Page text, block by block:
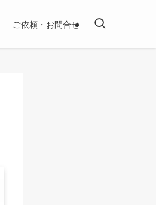
ご依頼・お問合せ